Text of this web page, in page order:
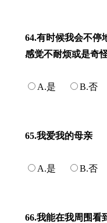
64.有时候我会不停
感觉不耐烦或是奇
A.是 B.否
65.我爱我的母亲
A.是 B.否
66.我能在我周围看